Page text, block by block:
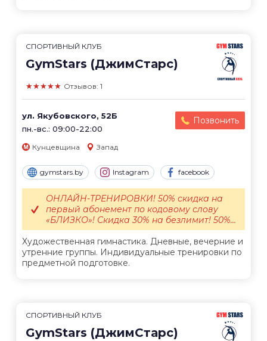
СПОРТИВНЫЙ КЛУБ
GymStars (ДжимСтарс)
★★★★★ Отзывов: 1
ул. Якубовского, 52Б
пн.-вс.: 09:00-22:00
Позвонить
Кунцевщина Запад
gymstars.by Instagram facebook
Художественная гимнастика. Дневные, вечерние и
утренние группы. Индивидуальные тренировки по
предметной подготовке.
ОНЛАЙН-ТРЕНИРОВКИ! 50% скидка на
первый абонемент по кодовому слову
«БЛИЗКО»! Скидка 30% на безлимит! 50%...
СПОРТИВНЫЙ КЛУБ
GymStars (ДжимСтарс)